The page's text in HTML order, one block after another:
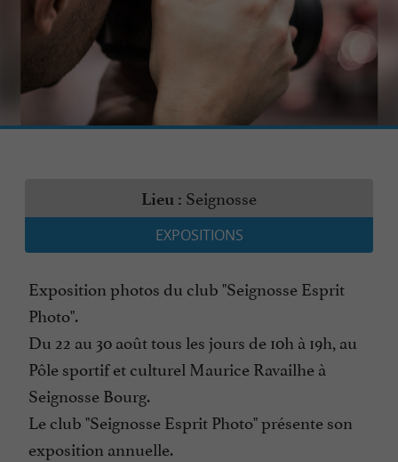
Lieu : Seignosse
EXPOSITIONS
Exposition photos du club "Seignosse Esprit
Photo".
Du 22 au 30 août tous les jours de 10h à 19h, au
Pôle sportif et culturel Maurice Ravailhe à
Seignosse Bourg.
Le club "Seignosse Esprit Photo" présente son
exposition annuelle.